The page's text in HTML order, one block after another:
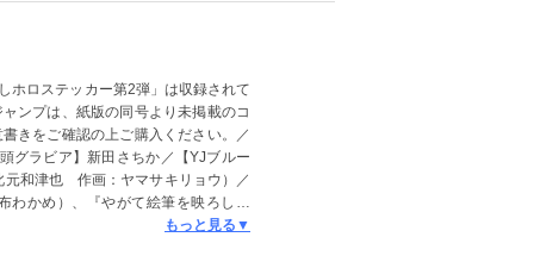
ホロステッカー第2弾」は収録されて
ンプは、紙版の同号より未掲載のコ
きをご確認の上ご購入ください。／
グラビア】新田さちか／【YJブルー
元和津也 作画：ヤマサキリョウ）／
わかめ）、『やがて絵筆を映ろし君
』（まえだたかひろ）／【巻
もっと見る▼